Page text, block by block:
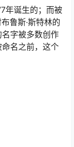
年诞生的；而被
鲁斯·斯特林的
字被多数创作
名之前，这个